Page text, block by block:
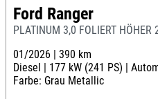
Ford Ranger
PLATINUM 3,0 FOLIERT
01/2026 | 390 km
Diesel | 177 kW (241 PS) |
Farbe: Grau Metallic